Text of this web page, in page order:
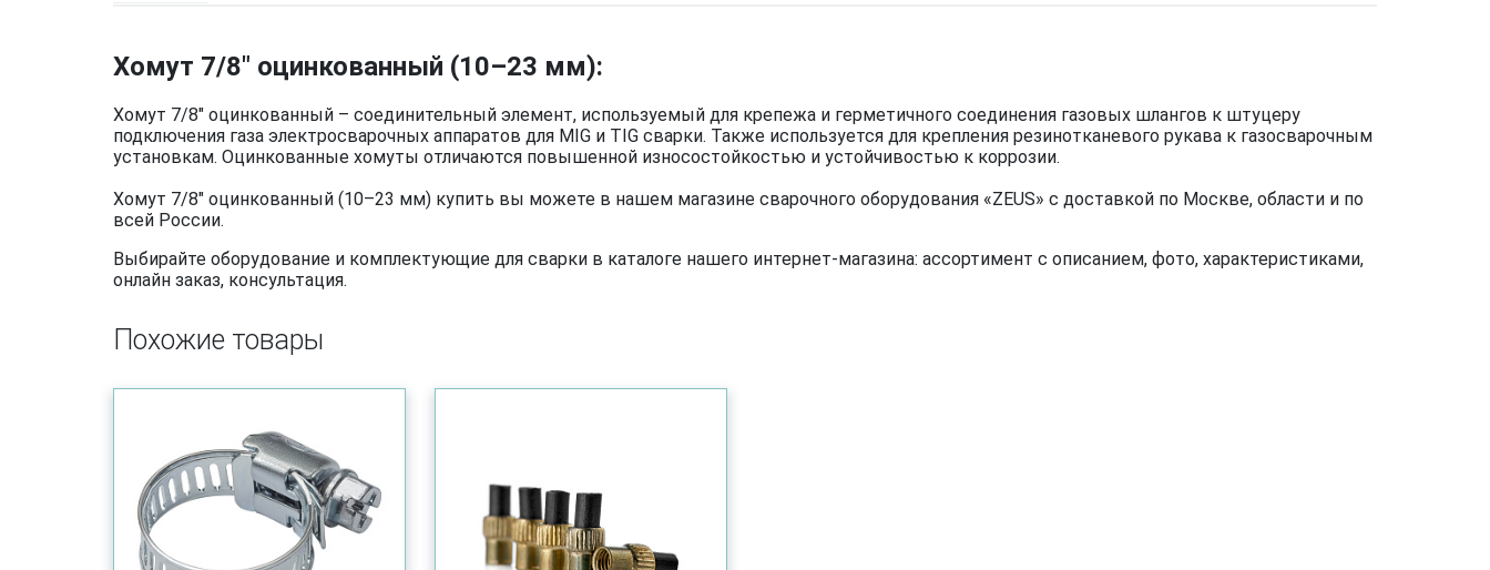
Хомут 7/8" оцинкованный (10–23 мм):
Хомут 7/8" оцинкованный – соединительный элемент, используемый для крепежа и герметичного соединения газовых шлангов к штуцеру
подключения газа электросварочных аппаратов для MIG и TIG сварки. Также используется для крепления резинотканевого рукава к газосварочным
установкам. Оцинкованные хомуты отличаются повышенной износостойкостью и устойчивостью к коррозии.
Хомут 7/8" оцинкованный (10–23 мм) купить вы можете в нашем магазине сварочного оборудования «ZEUS» с доставкой по Москве, области и по
всей России.
Выбирайте оборудование и комплектующие для сварки в каталоге нашего интернет-магазина: ассортимент с описанием, фото, характеристиками,
онлайн заказ, консультация.
Похожие товары